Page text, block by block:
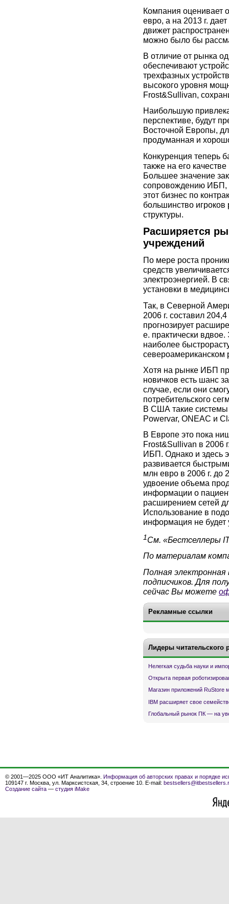
Компания оценивает
евро, а на 2013 г.
движет
можно было бы
В отличие от рынка
обеспечивают
трехфазных
высокого уровня
Frost&Sullivan,
Наибольшую
перспективе, будут
Восточной Европы,
продуманная и
Конкуренция теперь
также на его
Большее значение
сопровождению ИБП,
этот бизнес по
большинство
структуры.
Расширяется
учреждений
По мере роста
средств
электроэнергией. В
установки в
Так, в Северной
2006 г. составил
прогнозирует
е. практически
наиболее
североамериканском
Хотя на рынке ИБП
новичков есть шанс
случае, если они
потребительского
В США такие
Powervar, ONEAC и
В Европе это пока
Frost&Sullivan в 2006
ИБП. Однако и здесь
развивается
млн евро в 2006 г. до
удвоение объема
информации о
расширением сетей
Использование в
информация не будет
1 См. «Бестселлеры
По материалам
Полная
подписчиков. Для
сейчас Вы можете
Рекламные ссылки
Лидеры читательского
Нелегкая судьба науки и
Открыта первая
Магазин приложений RuStore
IBM расширяет свое
Глобальный рынок ПК — на
© 2001—2025 ООО «ИТ Аналитика». Информация об авторских правах и порядке
109147 г. Москва, ул. Марксистская, 34, строение 10. E-mail:
Создание сайта — студия iMake